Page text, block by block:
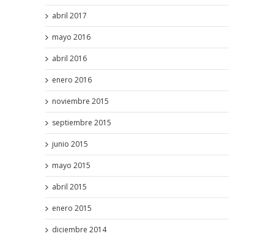
abril 2017
mayo 2016
abril 2016
enero 2016
noviembre 2015
septiembre 2015
junio 2015
mayo 2015
abril 2015
enero 2015
diciembre 2014